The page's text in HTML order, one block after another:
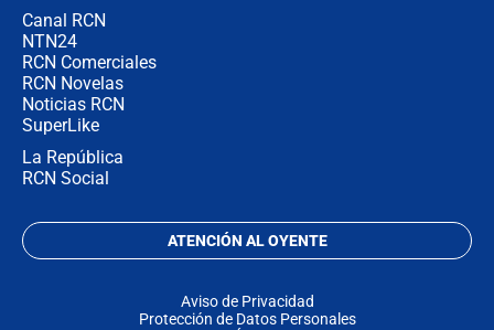
Canal RCN
NTN24
RCN Comerciales
RCN Novelas
Noticias RCN
SuperLike
La República
RCN Social
ATENCIÓN AL OYENTE
Aviso de Privacidad
Protección de Datos Personales